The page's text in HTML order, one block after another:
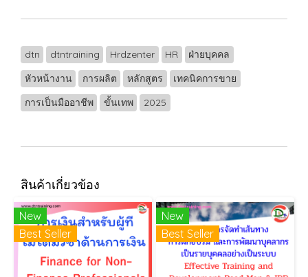
dtn dtntraining Hrdzenter HR
ฝ่ายบุคคล
หัวหน้างาน
การผลิต หลักสูตร
เทคนิคการขาย
การเป็นมืออาชีพ
ขั้นเทพ 2025
สินค้าเกี่ยวข้อง
New
Best Seller
New
Best Seller